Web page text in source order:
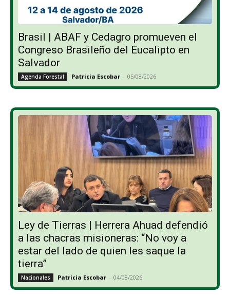
Brasil | ABAF y Cedagro promueven el
Congreso Brasileño del Eucalipto en
Salvador
Agenda Forestal Patricia Escobar - 05/08/2026
Ley de Tierras | Herrera Ahuad defendió
a las chacras misioneras: “No voy a
estar del lado de quien les saque la
tierra”
Nacionales Patricia Escobar - 04/08/2026